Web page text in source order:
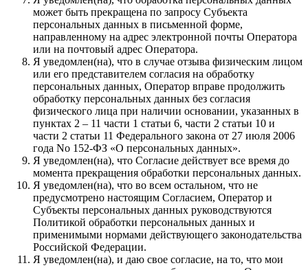
может быть прекращена по запросу Субъекта
персональных данных в письменной форме,
направленному на адрес электронной почты Оператора
или на почтовый адрес Оператора.
Я уведомлен(на), что в случае отзыва физическим лицом
или его представителем согласия на обработку
персональных данных, Оператор вправе продолжить
обработку персональных данных без согласия
физического лица при наличии основании, указанных в
пунктах 2 – 11 части 1 статьи 6, части 2 статьи 10 и
части 2 статьи 11 Федерального закона от 27 июля 2006
года No 152-ФЗ «О персональных данных».
Я уведомлен(на), что Согласие действует все время до
момента прекращения обработки персональных данных.
Я уведомлен(на), что во всем остальном, что не
предусмотрено настоящим Согласием, Оператор и
Субъекты персональных данных руководствуются
Политикой обработки персональных данных и
применимыми нормами действующего законодательства
Российской Федерации.
Я уведомлен(на), и даю свое согласие, на то, что мои